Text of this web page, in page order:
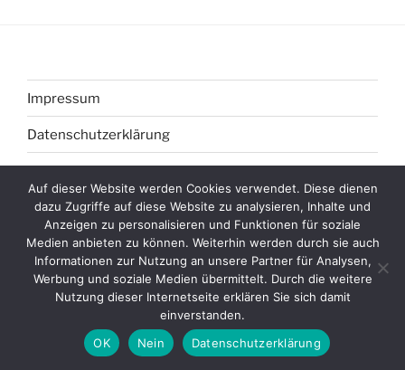
Impressum
Datenschutzerklärung
Datenschutzerklärung Stolz präsentiert von WordPress
Auf dieser Website werden Cookies verwendet. Diese dienen
dazu Zugriffe auf diese Website zu analysieren, Inhalte und
Anzeigen zu personalisieren und Funktionen für soziale
Medien anbieten zu können. Weiterhin werden durch sie auch
Informationen zur Nutzung an unsere Partner für Analysen,
Werbung und soziale Medien übermittelt. Durch die weitere
Nutzung dieser Internetseite erklären Sie sich damit
einverstanden.
OK
Nein Datenschutzerklärung